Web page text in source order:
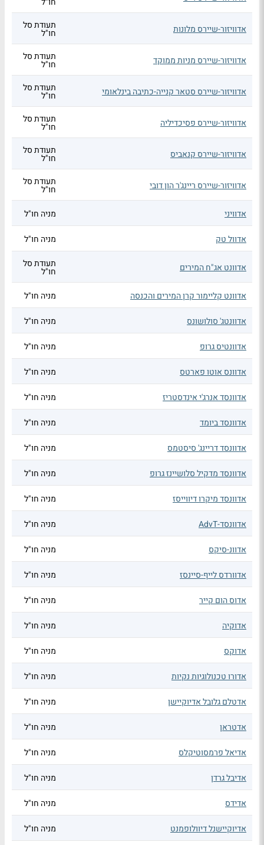
אדוויזור-שיירס מלונות תעודת סל
חו"ל
אדוויזור-שיירס מניות ממוקד תעודת סל
חו"ל
אדוויזור-שיירס סטאר קנייה-כתיבה בינלאומי תעודת סל
חו"ל
אדוויזור-שיירס פסיכדיליה תעודת סל
חו"ל
אדוויזור-שיירס קנאביס תעודת סל
חו"ל
אדוויזור-שיירס ריינג'ר הון דובי תעודת סל
חו"ל
אדוויני
מניה חו"ל
אדוול טק מניה חו"ל
אדוונט אג"ח המירים תעודת סל
חו"ל
אדוונט קליימור קרן המירים והכנסה
מניה חו"ל
אדוונטג' סולושונס מניה חו"ל
אדוונטיס גרופ מניה חו"ל
אדוונס אוטו פארטס מניה חו"ל
אדוונסד אנרג'י אינדסטריז מניה חו"ל
אדוונסד ביומד מניה חו"ל
אדוונסד דריינג' סיסטמס מניה חו"ל
אדוונסד מדקיל סלושיינז גרופ מניה חו"ל
אדוונסד מיקרו דיווייסז מניה חו"ל
אדוונסד-AdvT מניה חו"ל
אדוונ-סיקס מניה חו"ל
אדוורדס לייף-סיינסז מניה חו"ל
אדוס הום קייר מניה חו"ל
אדוקיה מניה חו"ל
אדוקס מניה חו"ל
אדורו טכנולוגיות נקיות מניה חו"ל
אדטלם גלובל אדיוקיישן מניה חו"ל
אדטראן מניה חו"ל
אדיאל פרמסוטיקלס מניה חו"ל
אדיבל גרדן מניה חו"ל
אדידס מניה חו"ל
אדיוקיישנל דיוולופמנט מניה חו"ל